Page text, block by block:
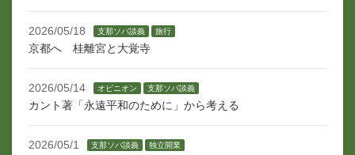
2026/05/18 支那ソバ談義 旅行
京都へ 桂離宮と大覚寺
2026/05/14 オピニオン 支那ソバ談義
カント著「永遠平和のために」から考える
2026/05/1 支那ソバ談義 独立開業